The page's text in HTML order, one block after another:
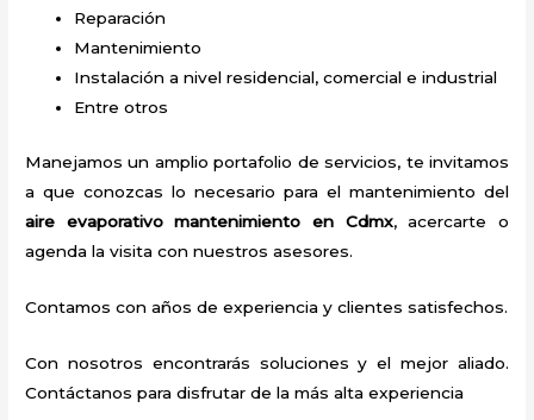
Reparación
Mantenimiento
Instalación a nivel residencial, comercial e industrial
Entre otros
Manejamos un amplio portafolio de servicios, te invitamos
a que conozcas lo necesario para el mantenimiento del
aire evaporativo mantenimiento
en Cdmx, acercarte o
agenda la visita con nuestros asesores.
Contamos con años de experiencia y clientes satisfechos.
Con nosotros encontrarás soluciones y el mejor aliado.
Contáctanos para disfrutar de la más alta experiencia